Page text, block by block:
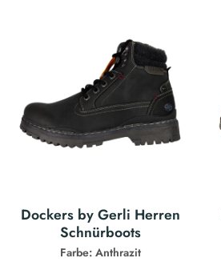
Dockers by Gerli Herren
Schnürboots
Farbe: Anthrazit